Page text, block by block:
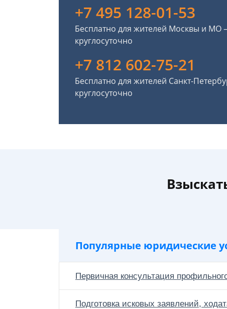
+7 495 128-01-53
Бесплатно для жителей Москвы и МО
круглосуточно
+7 812 602-75-21
Бесплатно для жителей Санкт-
круглосуточно
Популярные юридические
Первичная консультация
Подготовка исковых заявлений,